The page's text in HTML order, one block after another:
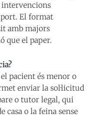
El format
amb majors
que el paper.
pacient és menor o
enviar la sol·licitud
o tutor legal, qui
casa o la feina sense